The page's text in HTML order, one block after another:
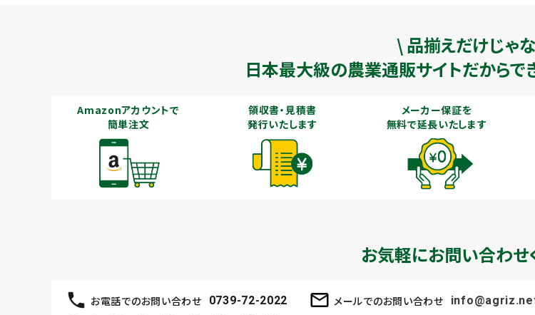
\ 品揃えだけじゃ
日本最大級の農業通販サイトだからで
Amazonアカウントで
簡単注文
領収書・見積書
発行いたします
メーカー保証を
無料で延長いたします
お気軽にお問い合わせ
お電話でのお問い合わせ 0739-72-2022 メールでのお問い合わせ